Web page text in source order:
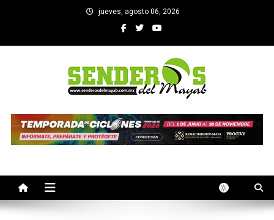
jueves, agosto 06, 2026
SENDEROS DEL MAYAB